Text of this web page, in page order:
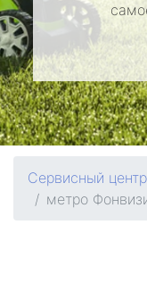
Сервисный
метро